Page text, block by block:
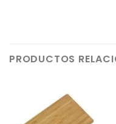
PRODUCTOS